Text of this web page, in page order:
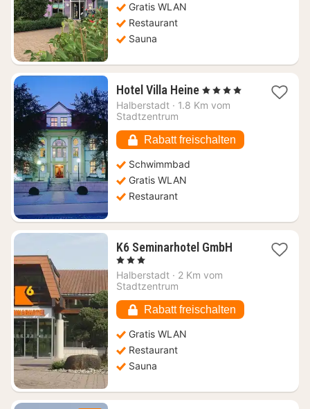
Gratis WLAN
Restaurant
Sauna
Hotel Villa Heine1
Nacht
€
, 4 Sterne
Halberstadt · 1.8 Km vom
Stadtzentrum
Rabatt freischalten
Schwimmbad
Gratis WLAN
Restaurant
K6 Seminarhotel GmbH1
, 3 Sterne
Halberstadt · 2 Km vom
Stadtzentrum
Rabatt freischalten
Gratis WLAN
Restaurant
Sauna